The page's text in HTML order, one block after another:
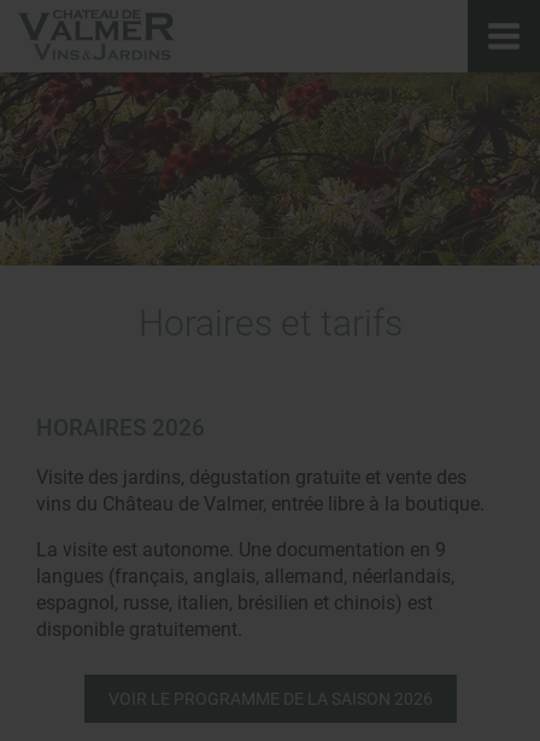
Visite des jardins, dégustation gratuite et vente des
vins du Château de Valmer, entrée libre à la boutique.
La visite est autonome. Une documentation en 9
langues (français, anglais, allemand, néerlandais,
espagnol, russe, italien, brésilien et chinois) est
disponible gratuitement.
VOIR LE PROGRAMME DE LA SAISON 2026